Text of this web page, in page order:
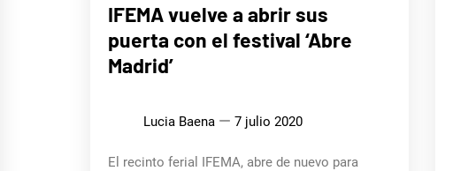
IFEMA vuelve a abrir sus
puerta con el festival ‘Abre
Madrid’
Lucia Baena 7 julio 2020
El recinto ferial IFEMA, abre de nuevo para